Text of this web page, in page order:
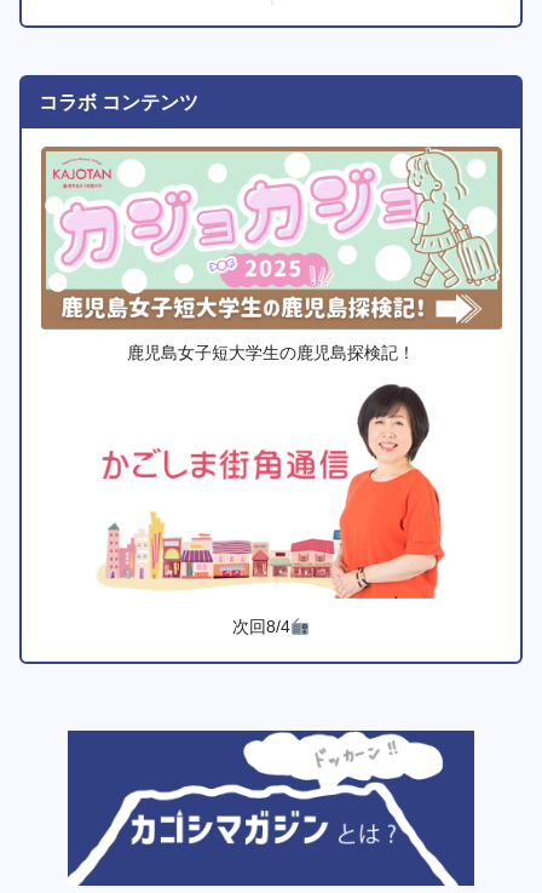
コラボ コンテンツ
鹿児島女子短大学生の鹿児島探検記！
次回8/4